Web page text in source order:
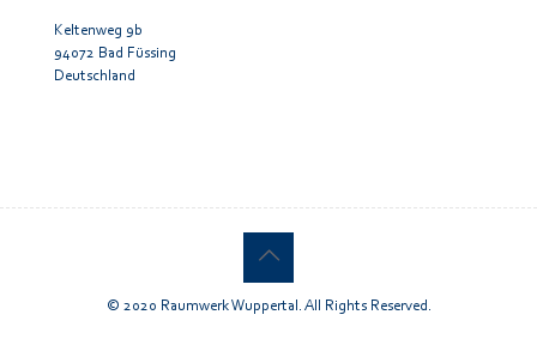
Keltenweg 9b
94072 Bad Füssing
Deutschland
© 2020 Raumwerk Wuppertal. All Rights Reserved.